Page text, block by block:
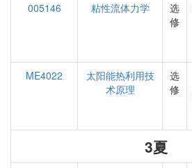
005146
粘性流体力学
选
修
ME4022
太阳能热利用技
术原理
选
修
3夏